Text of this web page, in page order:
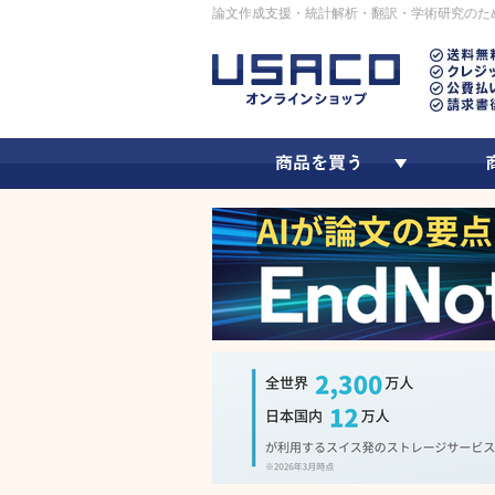
論文作成支援・統計解析・翻訳・学術研究の